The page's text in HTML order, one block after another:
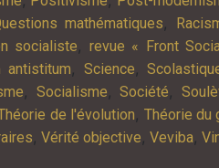
mathématiques,
socialiste, revue « Front
antistitum, Science,
, Socialisme,Société,
de l'évolution, Théorie du
, Vérité objective, Veviba,